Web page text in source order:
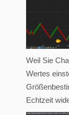
Weil Sie
Wertes
Echtzeit